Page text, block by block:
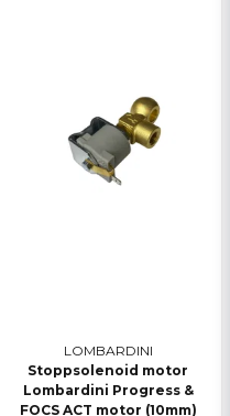
LOMBARDINI
Stoppsolenoid motor
Lombardini Progress &
FOCS ACT motor (10mm)